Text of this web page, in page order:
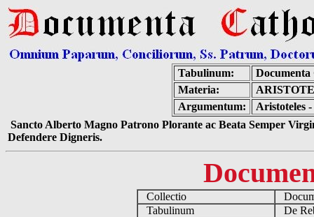
Tabulinum:
Documenta
Materia:
Argumentum:
Aristoteles
Sancto Alberto Magno Patrono Plorante ac Beata Semper
Defendere Digneris.
Collectio
Tabulinum
De